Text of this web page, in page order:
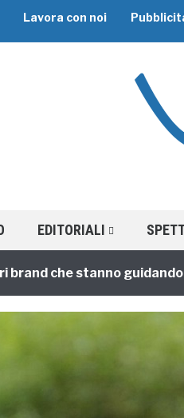
Lavora con noi
EDITORIALI
che stanno guidando il